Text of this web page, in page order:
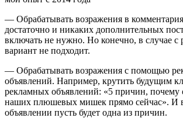
— Обрабатывать возражения в
достаточно и никаких дополнительных
включать не нужно. Но конечно, в случае с
вариант не подходит.
— Обрабатывать возражения с помощью
объявлений. Например, крутить будущим
рекламных объявлений: «5 причин, почему
наших плюшевых мишек прямо сейчас». И
объявлении пусть будет одна из причин.